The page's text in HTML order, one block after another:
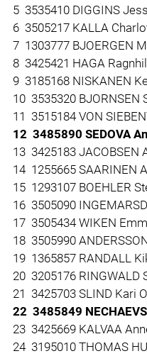
5 3535410 DIGGINS
6 3505217 KALLA
7 1303777 BJOERGEN
8 3425421 HAGA
9 3185168 NISKANEN
10 3535320
11 3515184 VON
12 3485890 SEDOVA
13 3425183
14 1255665 SAARINEN
15 1293107 BOEHLER
16 3505090
17 3505434 WIKEN
18 3505990
19 1365857 RANDALL
20 3205176
21 3425703 SLIND Kari
22 3485849
23 3425669 KALVAA
24 3195010 THOMAS